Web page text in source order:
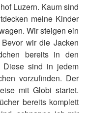
Luzern. Kaum sind
meine Kinder
Wir steigen ein
wir die Jacken
bereits in den
Diese sind in jedem
vorzufinden. Der
mit Globi startet.
bereits komplett